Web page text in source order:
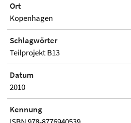
Ort
Kopenhagen
Schlagwörter
Teilprojekt B13
Datum
2010
Kennung